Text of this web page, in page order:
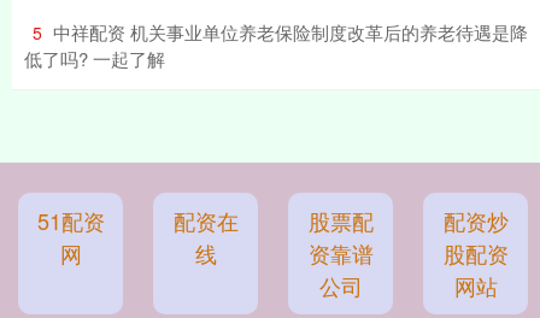
5 ​中祥配资 机关事业单位养老保险制度改革后的养老待遇是降
低了吗? 一起了解
51配资
网
配资在
线
股票配
资靠谱
公司
配资炒
股配资
网站